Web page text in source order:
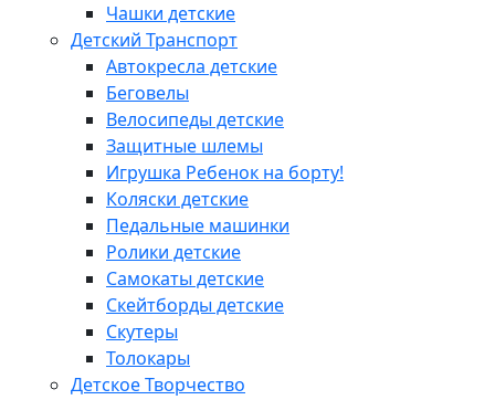
Чашки детские
Детский Транспорт
Автокресла детские
Беговелы
Велосипеды детские
Защитные шлемы
Игрушка Ребенок на борту!
Коляски детские
Педальные машинки
Ролики детские
Самокаты детские
Скейтборды детские
Скутеры
Толокары
Детское Творчество